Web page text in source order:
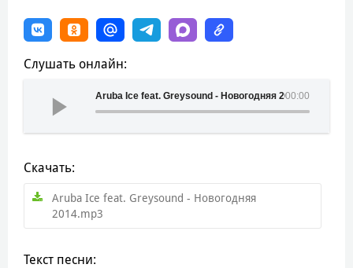
Слушать онлайн:
00:00
Aruba Ice feat. Greysound - Новогодняя 2014
Скачать:
Aruba Ice feat. Greysound - Новогодняя
2014.mp3
Текст песни: